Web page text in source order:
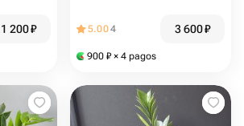
1 200₽ 5.004 3 600₽
900 ₽ × 4 pagos